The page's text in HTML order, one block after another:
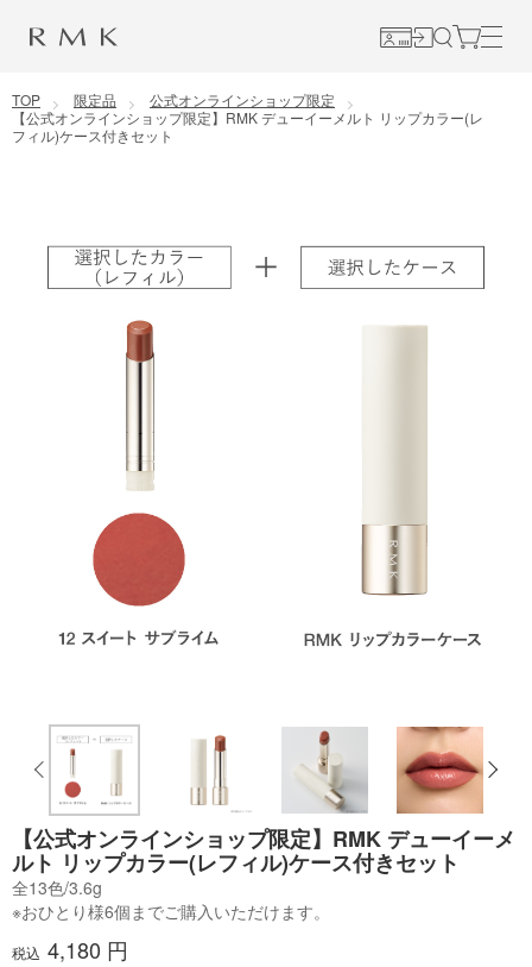
コンテンツに移動
TOP 限定品
公式オンラインショップ限定
【公式オンラインショップ限定】RMK デューイーメルト リップカラー(レ
フィル)ケース付きセット
【公式オンラインショップ限定】RMK デューイーメ
ルト リップカラー(レフィル)ケース付きセット
全13色/3.6g
※おひとり様6個までご購入いただけます。
税込 4,180 円